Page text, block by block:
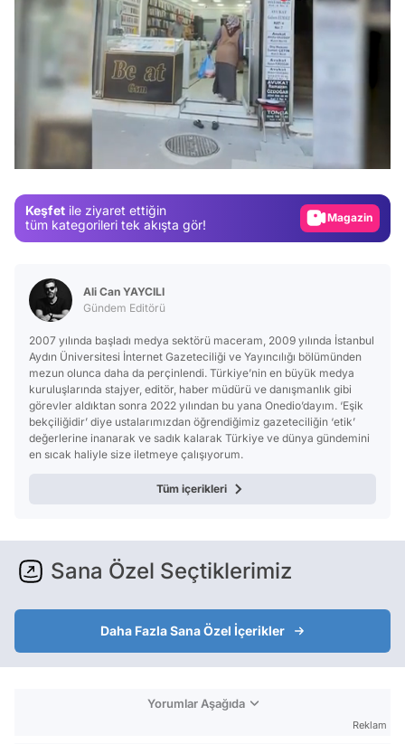
Keşfet ile ziyaret ettiğin
tüm kategorileri tek akışta gör!
Video
Ali Can YAYCILI
Gündem Editörü
2007 yılında başladı medya sektörü maceram, 2009 yılında İstanbul
Aydın Üniversitesi İnternet Gazeteciliği ve Yayıncılığı bölümünden
mezun olunca daha da perçinlendi. Türkiye’nin en büyük medya
kuruluşlarında stajyer, editör, haber müdürü ve danışmanlık gibi
görevler aldıktan sonra 2022 yılından bu yana Onedio’dayım. ‘Eşik
bekçiliğidir’ diye ustalarımızdan öğrendiğimiz gazeteciliğin ‘etik’
değerlerine inanarak ve sadık kalarak Türkiye ve dünya gündemini
en sıcak haliyle size iletmeye çalışıyorum.
Tüm içerikleri
Sana Özel Seçtiklerimiz
Daha Fazla Sana Özel İçerikler
Yorumlar Aşağıda
Reklam